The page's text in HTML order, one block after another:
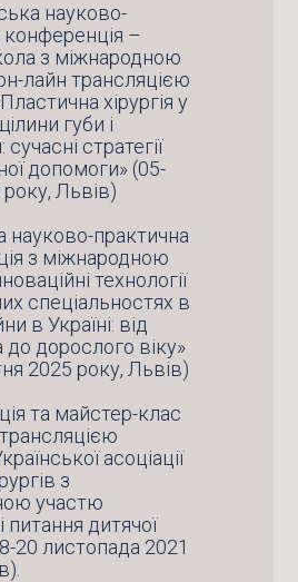
науково-
конференція –
з міжнародною
лайн трансляцією
хірургія у
губи і
сучасні стратегії
допомоги» (05-
Львів)
науково-практична
з міжнародною
технології
спеціальностях в
в Україні: від
до дорослого віку»
2025 року, Львів)
та майстер-клас
асоціації
з
участю
питання дитячої
20 листопада 2021